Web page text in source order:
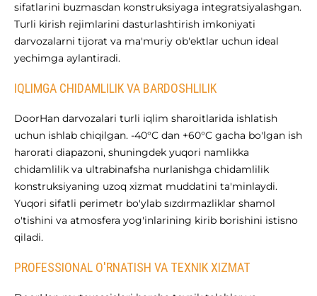
sifatlarini buzmasdan konstruksiyaga integratsiyalashgan.
Turli kirish rejimlarini dasturlashtirish imkoniyati
darvozalarni tijorat va ma'muriy ob'ektlar uchun ideal
yechimga aylantiradi.
IQLIMGA CHIDAMLILIK VA BARDOSHLILIK
DoorHan darvozalari turli iqlim sharoitlarida ishlatish
uchun ishlab chiqilgan. -40°C dan +60°C gacha bo'lgan ish
harorati diapazoni, shuningdek yuqori namlikka
chidamlilik va ultrabinafsha nurlanishga chidamlilik
konstruksiyaning uzoq xizmat muddatini ta'minlaydi.
Yuqori sifatli perimetr bo'ylab sızdırmazliklar shamol
o'tishini va atmosfera yog'inlarining kirib borishini istisno
qiladi.
PROFESSIONAL O'RNATISH VA TEXNIK XIZMAT